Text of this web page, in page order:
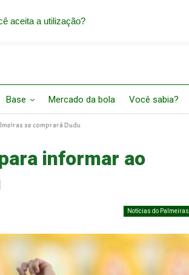
Base Mercado da bola Você sabia?
se comprará Dudu
informar ao
Notícias do Palmeiras
aceita a utilização?